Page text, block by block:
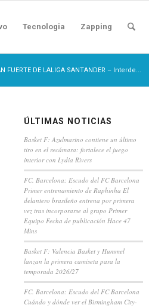
Tecnologia Zapping
FUERTE DE LALIGA SANTANDER – Interde...
ÚLTIMAS NOTICIAS
Basket F: Azulmarino contiene un último
tiro en el recámara: fortalece el juego
interior con Lydia Rivers
FC. Barcelona: Escudo del FC Barcelona
Primer entrenamiento de Raphinha El
delantero brasileño entrena por primera
vez tras incorporarse al grupo Primer
Equipo Fecha de publicación Hace 47
Mins
Basket F: Valencia Basket y Hummel
lanzan la primera camiseta para la
temporada 2026/27
FC. Barcelona: Escudo del FC Barcelona
Cuándo y dónde ver el Birmingham City-